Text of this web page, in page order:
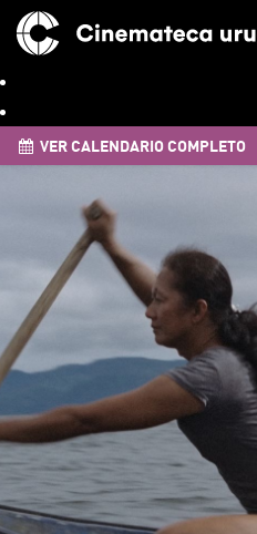
VER CALENDARIO COMPLETO